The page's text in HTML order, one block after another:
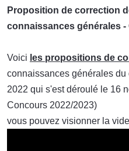
Proposition de correction
connaissances générales -
Voici es propositions de
connaissances générales
2022 qui s'est déroulé le 16
Concours 2022/2023)
vous pouvez visionner la